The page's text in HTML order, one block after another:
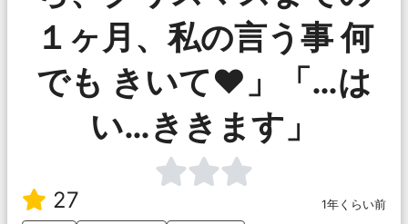
１ヶ月、私の言う事 何
でも きいて♥」「…は
い…ききます」
27
1年くらい前